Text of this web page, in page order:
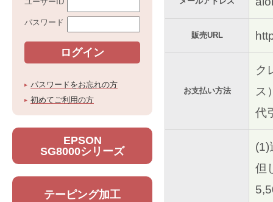
販売URL
お支払い方法
ク
ス
代
(1)
但
パスワード
パスワードをお忘れの方
初めてご利用の方
EPSON
SG8000シリーズ
テーピング加工